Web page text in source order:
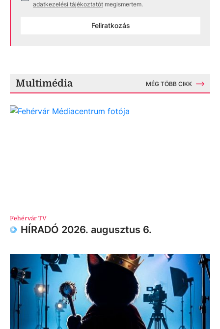
adatkezelési tájékoztatót megismertem.
Feliratkozás
Multimédia MÉG TÖBB CIKK
Fehérvár TV
HÍRADÓ 2026. augusztus 6.